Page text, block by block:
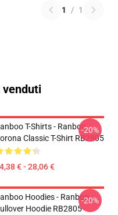
1 / 1
venduti
T-Shirts - Ranboo
Classic T-Shirt RB2805
€ - 28,06 €
-20%
Hoodies - Ranboo
Hoodie RB2805
-20%